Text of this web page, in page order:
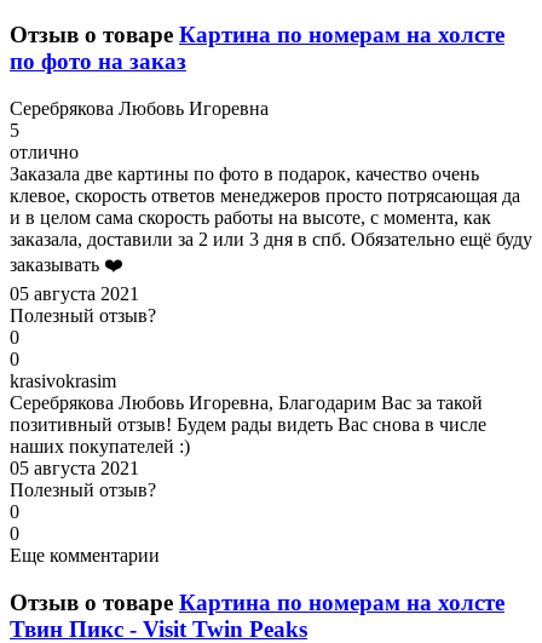
Отзыв о товаре Картина по номерам на холсте
по фото на заказ
Серебрякова Любовь Игоревна
5
отлично
Заказала две картины по фото в подарок, качество очень
клевое, скорость ответов менеджеров просто потрясающая да
и в целом сама скорость работы на высоте, с момента, как
заказала, доставили за 2 или 3 дня в спб. Обязательно ещё буду
заказывать ❤️
05 августа 2021
Полезный отзыв?
0
0
krasivokrasim
Серебрякова Любовь Игоревна, Благодарим Вас за такой
позитивный отзыв! Будем рады видеть Вас снова в числе
наших покупателей :)
05 августа 2021
Полезный отзыв?
0
0
Еще комментарии
Отзыв о товаре Картина по номерам на холсте
Твин Пикс - Visit Twin Peaks